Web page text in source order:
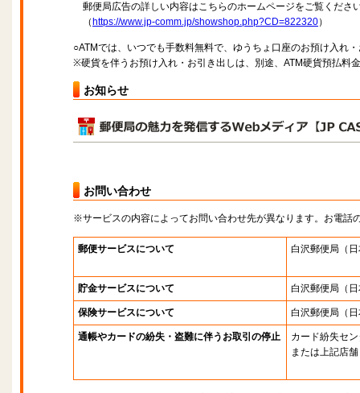
郵便局広告の詳しい内容はこちらのホームページをご覧くださ
（ https://www.jp-comm.jp/showshop.php?CD=822320）
○ATMでは、いつでも手数料無料で、ゆうちょ口座のお預け入れ
※硬貨を伴うお預け入れ・お引き出しは、別途、ATM硬貨預払料
お知らせ
お問い合わせ
※サービスの内容によってお問い合わせ先が異なります。お電話
郵便サービスについて 白沢郵便局 （
貯金サービスについて 白沢郵便局 （
保険サービスについて 白沢郵便局 （
通帳やカードの紛失・盗難に伴うお取引の停止
カード紛失セ
または上記店舗